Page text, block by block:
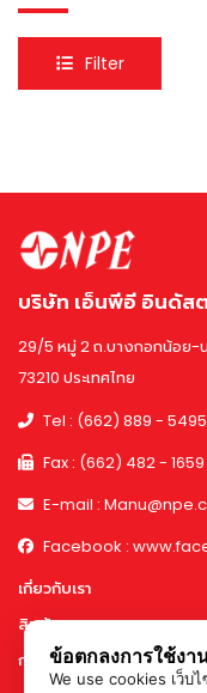
Filter
บริษัท เอ็นพีอี อินดัส
29/5 หมู่ 2 ถ.บางกอกน้อย-
73210 ประเทศไทย
Tel : (662) 889 -
Fax : (662) 482 - 1659
E-mail :
Facebook :
เกี่ยวกับเรา
สินค้า
การทำงานและกำลังการผลิต
ข้อตกลงการใช้งา
We use cookies เว็บ